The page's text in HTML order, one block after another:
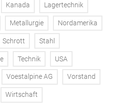
Kanada Lagertechnik
Metallurgie Nordamerika
Schrott Stahl
Technik USA
Voestalpine AG Vorstand
Wirtschaft